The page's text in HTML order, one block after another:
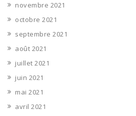
novembre 2021
octobre 2021
septembre 2021
août 2021
juillet 2021
juin 2021
mai 2021
avril 2021